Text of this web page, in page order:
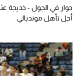
حوار في الجول - خديجة
أجل تأهل مونديالي